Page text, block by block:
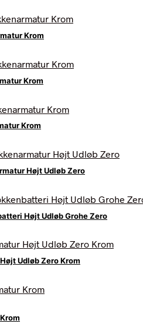
Krom
Krom
Krom
Højt Udløb Zero
Højt Udløb Grohe Zero
Udløb Zero Krom